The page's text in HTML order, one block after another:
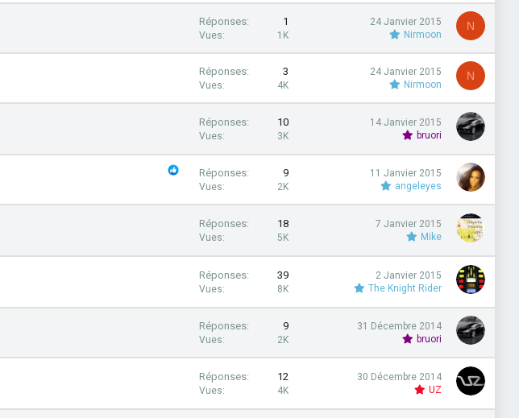
Réponses 1
Vues 1K
24 Janvier 2015
Nirmoon
N
Réponses 3
Vues 4K
24 Janvier 2015
Nirmoon
N
Réponses 10
Vues 3K
14 Janvier 2015
bruori
Réponses 9
Vues 2K
11 Janvier 2015
angeleyes
Réponses 18
Vues 5K
7 Janvier 2015
Mike
Réponses 39
Vues 8K
2 Janvier 2015
The Knight Rider
Réponses 9
Vues 2K
31 Décembre 2014
bruori
Réponses 12
Vues 4K
30 Décembre 2014
UZ